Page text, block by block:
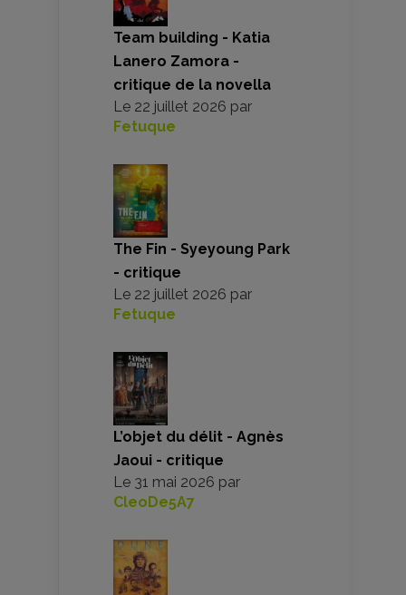
Team building - Katia
Lanero Zamora -
critique de la novella
Le 22 juillet 2026 par
Fetuque
The Fin - Syeyoung Park
- critique
Le 22 juillet 2026 par
Fetuque
L’objet du délit - Agnès
Jaoui - critique
Le 31 mai 2026 par
CleoDe5A7